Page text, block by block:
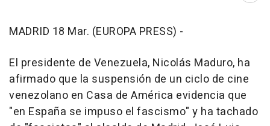
MADRID 18 Mar. (EUROPA PRESS) -
El presidente de Venezuela, Nicolás Maduro, ha
afirmado que la suspensión de un ciclo de cine
venezolano en Casa de América evidencia que
"en España se impuso el fascismo" y ha tachado